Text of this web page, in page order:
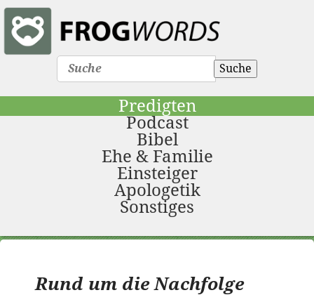
Suche
Predigten
Podcast
Bibel
Ehe & Familie
Einsteiger
Apologetik
Sonstiges
Rund um die Nachfolge